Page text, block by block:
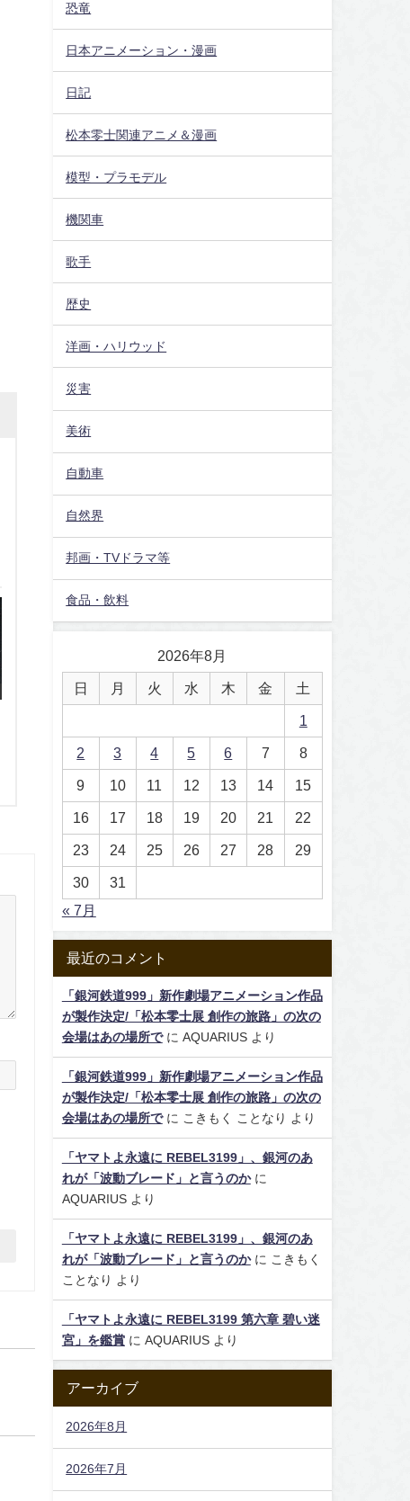
恐竜
日本アニメーション・漫画
日記
松本零士関連アニメ＆漫画
模型・プラモデル
機関車
歌手
歴史
洋画・ハリウッド
災害
美術
自動車
自然界
邦画・TVドラマ等
食品・飲料
2026年8月
日 月 火 水 木 金 土
1
2 3 4 5 6 7 8
9 10 11 12 13 14 15
16 17 18 19 20 21 22
23 24 25 26 27 28 29
30
31
« 7月
最近のコメント
「銀河鉄道999」新作劇場アニメーション作品
が製作決定/「松本零士展 創作の旅路」の次の
会場はあの場所でに AQUARIUSより
「銀河鉄道999」新作劇場アニメーション作品
が製作決定/「松本零士展 創作の旅路」の次の
会場はあの場所でに こきもく ことなり より
「ヤマトよ永遠に REBEL3199」、銀河のあ
れが「波動ブレード」と言うのかに
AQUARIUSより
「ヤマトよ永遠に REBEL3199」、銀河のあ
れが「波動ブレード」と言うのかに
こきもく
ことなり
より
「ヤマトよ永遠に REBEL3199 第六章 碧い迷
宮」を鑑賞に AQUARIUSより
アーカイブ
2026年8月
2026年7月